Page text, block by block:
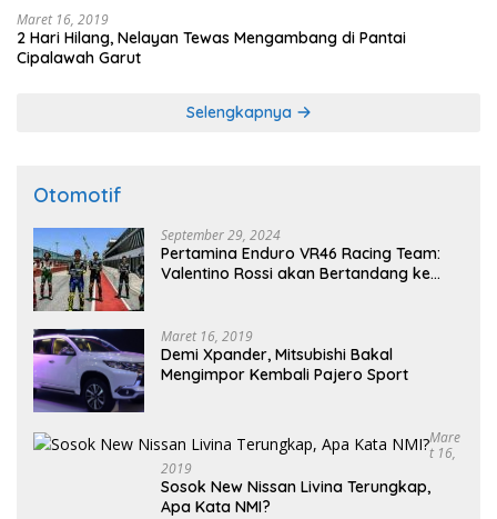
Maret 16, 2019
2 Hari Hilang, Nelayan Tewas Mengambang di Pantai
Cipalawah Garut
Selengkapnya
Otomotif
September 29, 2024
Pertamina Enduro VR46 Racing Team:
Valentino Rossi akan Bertandang ke
Maret 16, 2019
Demi Xpander, Mitsubishi Bakal
Mengimpor Kembali Pajero Sport
Mare
T 16,
2019
Sosok New Nissan Livina Terungkap,
Apa Kata NMI?